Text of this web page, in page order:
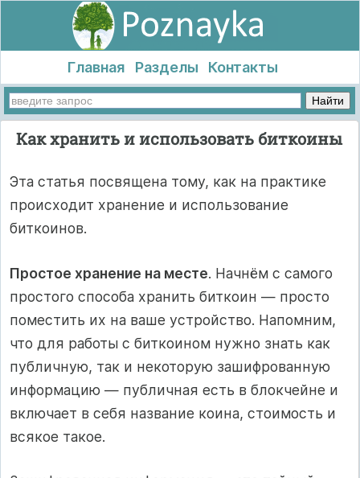
Главная Разделы Контакты
Как хранить и использовать биткоины
Эта статья посвящена тому, как на практике
происходит хранение и использование
биткоинов.
Простое хранение на месте. Начнём с самого
простого способа хранить биткоин — просто
поместить их на ваше устройство. Напомним,
что для работы с биткоином нужно знать как
публичную, так и некоторую зашифрованную
информацию — публичная есть в блокчейне и
включает в себя название коина, стоимость и
всякое такое.